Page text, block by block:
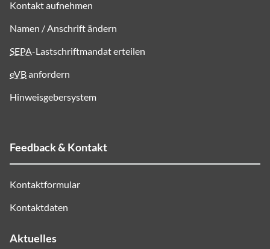
Kontakt aufnehmen
Namen / Anschrift ändern
SEPA-Lastschriftmandat erteilen
eVBanfordern
Hinweisgebersystem
Feedback & Kontakt
Kontaktformular
Kontaktdaten
Aktuelles